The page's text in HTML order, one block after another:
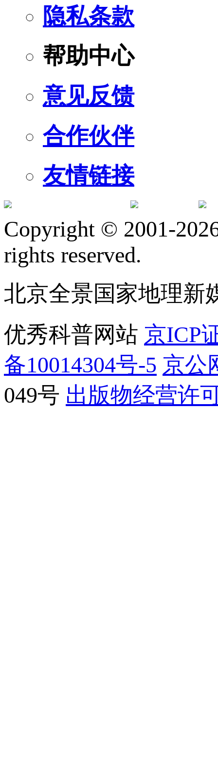
隐私条款
帮助中心
意见反馈
合作伙伴
友情链接
Copyright © 2001-
rights reserved.
北京全景国家地理新
优秀科普网站 京ICP
备10014304号-5 京公
049号 出版物经营许